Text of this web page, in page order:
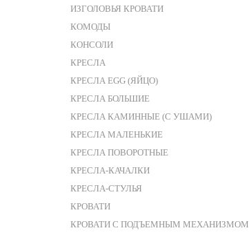
ИЗГОЛОВЬЯ КРОВАТИ
КОМОДЫ
КОНСОЛИ
КРЕСЛА
КРЕСЛА EGG (ЯЙЦО)
КРЕСЛА БОЛЬШИЕ
КРЕСЛА КАМИННЫЕ (С УШАМИ)
КРЕСЛА МАЛЕНЬКИЕ
КРЕСЛА ПОВОРОТНЫЕ
КРЕСЛА-КАЧАЛКИ
КРЕСЛА-СТУЛЬЯ
КРОВАТИ
КРОВАТИ С ПОДЪЕМНЫМ МЕХАНИЗМОМ